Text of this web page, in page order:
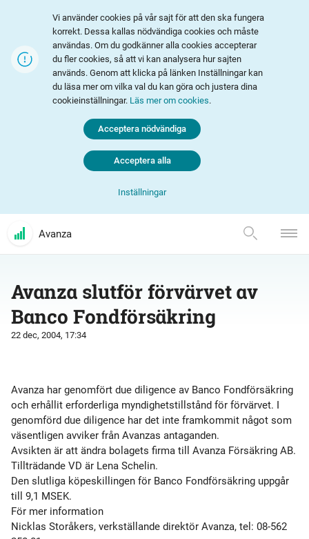
Vi använder cookies på vår sajt för att den ska fungera
korrekt. Dessa kallas nödvändiga cookies och måste
användas. Om du godkänner alla cookies accepterar
du fler cookies, så att vi kan analysera hur sajten
används. Genom att klicka på länken Inställningar kan
du läsa mer om vilka val du kan göra och justera dina
cookieinställningar. Läs mer om cookies.
Inställningar
Acceptera nödvändiga
Acceptera alla
Avanza
Avanza slutför förvärvet av
Banco Fondförsäkring
22 dec, 2004, 17:34
Avanza har genomfört due diligence av Banco Fondförsäkring
och erhållit erforderliga myndighetstillstånd för förvärvet. I
genomförd due diligence har det inte framkommit något som
väsentligen avviker från Avanzas antaganden.
Avsikten är att ändra bolagets firma till Avanza Försäkring AB.
Tillträdande VD är Lena Schelin.
Den slutliga köpeskillingen för Banco Fondförsäkring uppgår
till 9,1 MSEK.
För mer information
Nicklas Storåkers, verkställande direktör Avanza, tel: 08-562